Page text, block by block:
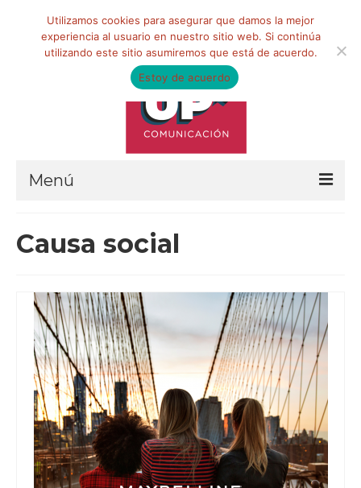
Menú
QUIÉNES SOMOS
Qué hacemos
Marketing de influencia
Equipo
CLIENTES
BLOG
CONTACTO
Causa social
Utilizamos cookies para asegurar que damos la mejor
experiencia al usuario en nuestro sitio web. Si continúa
utilizando este sitio asumiremos que está de acuerdo.
Estoy de acuerdo